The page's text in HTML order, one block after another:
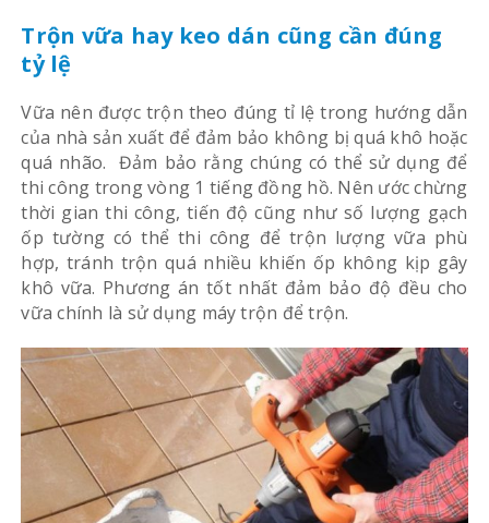
Trộn vữa hay keo dán cũng cần đúng
tỷ lệ
Vữa nên được trộn theo đúng tỉ lệ trong hướng dẫn
của nhà sản xuất để đảm bảo không bị quá khô hoặc
quá nhão. Đảm bảo rằng chúng có thể sử dụng để
thi công trong vòng 1 tiếng đồng hồ. Nên ước chừng
thời gian thi công, tiến độ cũng như số lượng gạch
ốp tường có thể thi công để trộn lượng vữa phù
hợp, tránh trộn quá nhiều khiến ốp không kịp gây
khô vữa. Phương án tốt nhất đảm bảo độ đều cho
vữa chính là sử dụng máy trộn để trộn.